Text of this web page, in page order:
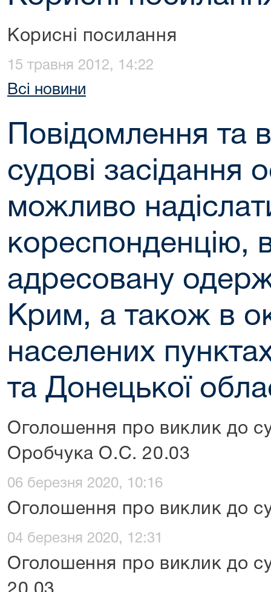
Корисні посилання
15 травня 2012, 14:22
Всі новини
Повідомлення та
судові засідання
можливо
кореспонденцію,
адресовану
Крим, а також в
населених
та Донецької
Оголошення про виклик до
Оробчука О.С. 20.03
06 березня 2020, 10:16
Оголошення про виклик до
04 березня 2020, 12:31
Оголошення про виклик до